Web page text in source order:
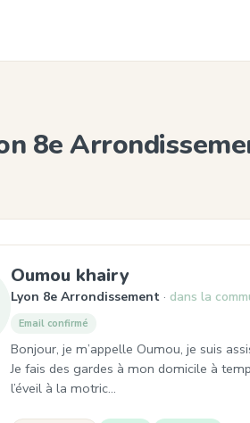
8e
Oumou khairy, Assistante
Lyon 8e Arrondissement dans la
Email confirmé
Bonjour, je m’appelle Oumou, je suis
Je fais des gardes à mon domicile à
l’éveil à la motric…